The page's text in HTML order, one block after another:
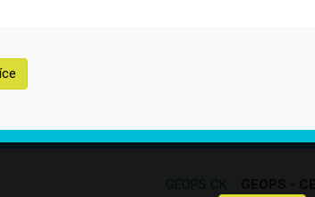
GEOPS CK